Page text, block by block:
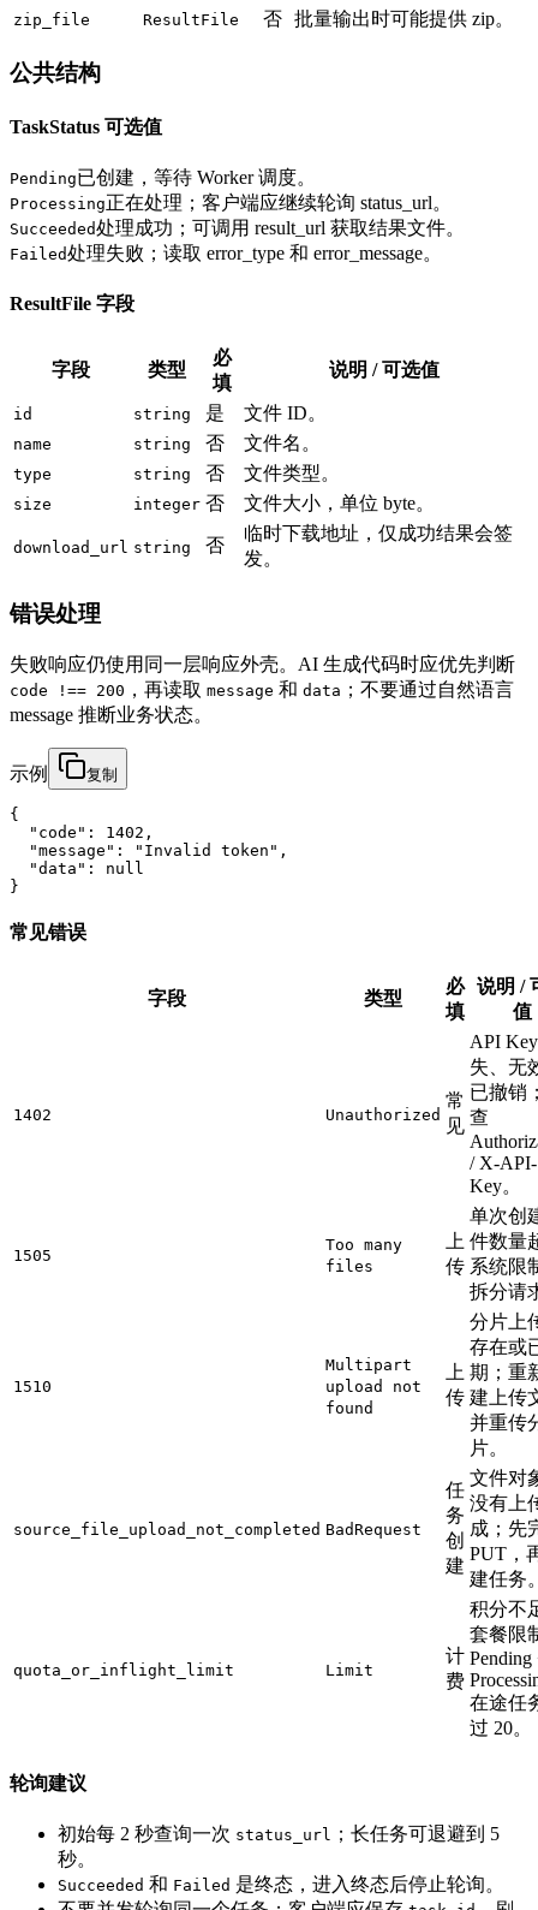
zip_file ResultFile 否 批量输出时可能提供 zip。
公共结构
TaskStatus 可选值
Pending已创建，等待 Worker 调度。
Processing正在处理；客户端应继续轮询 status_url。
Succeeded处理成功；可调用 result_url 获取结果文件。
Failed处理失败；读取 error_type 和 error_message。
ResultFile 字段
字段 类型
必
填
说明 / 可选值
id string 是 文件 ID。
name string 否 文件名。
type string 否 文件类型。
size integer 否 文件大小，单位 byte。
download_url string 否
临时下载地址，仅成功结果会签
发。
错误处理
失败响应仍使用同一层响应外壳。AI 生成代码时应优先判断
code !== 200 ，再读取 message 和 data ；不要通过自然语言
message 推断业务状态。
示例 复制
{
  "code": 1402,
  "message": "Invalid token",
  "data": null
}
常见错误
字段 类型
必
填
说明 /
值
1402 Unauthorized
常
见
API
失、无
已撤销
查
/ X-API-
Key。
1505
Too many
files
上
传
单次创
件数量
系统限
拆分请
1510
Multipart
upload not
found
上
传
分片上
存在或
期；重
建上传
并重传
片。
source_file_upload_not_completed BadRequest
任
务
创
建
文件对
没有上
成；先
PUT，
建任务
quota_or_inflight_limit Limit
计
费
积分不
套餐限
Pending
在途任
过 20。
轮询建议
初始每 2 秒查询一次 status_url
；长任务可退避到 5
秒。
Succeeded 和 Failed 是终态，进入终态后停止轮询。